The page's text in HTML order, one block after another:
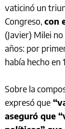
vaticinó un
Congreso, con
(Javier) Milei
años: por
había hecho en
Sobre la
expresó que
aseguró que